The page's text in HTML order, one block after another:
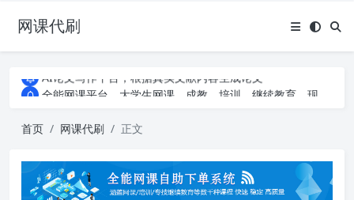
网课代刷
AI论文写作平台，根据真实文献内容生成论文
全能网课平台，大学生网课、成教、培训、继续教育。现已接入代刷代考项目3000+
全能网课平台，大学生网课、成教、培训、继续教育。现已接入代刷代考项目3000+
首页 网课代刷 正文